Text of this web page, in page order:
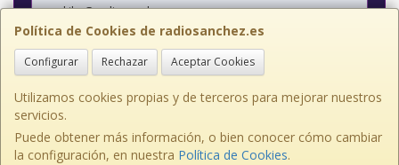
Política de Cookies de radiosanchez.es
Configurar Rechazar Aceptar Cookies
Utilizamos cookies propias y de terceros para mejorar nuestros
servicios.
Puede obtener más información, o bien conocer cómo cambiar
la configuración, en nuestra Política de Cookies.
kiko@radiosanchez.com
Horario
Mañanas: 9,30 - 2 Tardes: 5 - 8,30
, , , , España. - C.I.F.: E10141638 - Tfno: